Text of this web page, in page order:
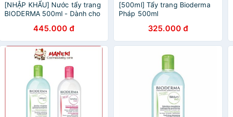
[NHẬP KHẨU] Nước tẩy trang
BIODERMA 500ml - Dành cho
445.000 đ
[500ml] Tẩy trang Bioderma
Pháp 500ml
325.000 đ